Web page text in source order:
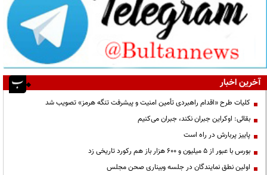
آخرین اخبار
کلیات طرح «اقدام راهبردی تأمین امنیت و پیشرفت تنگه هرمز» تصویب شد
بقائی: اوکراین جبران نکند، جبران می‌کنیم
پاییز پربارش در راه است
بورس با عبور از ۵ میلیون و ۶۰۰ هزار باز هم رکورد تاریخی زد
اولین نطق نمایندگان در جلسه وبیناری صحن مجلس